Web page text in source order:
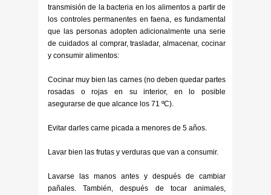
transmisión de la bacteria en los alimentos a partir de
los controles permanentes en faena, es fundamental
que las personas adopten adicionalmente una serie
de cuidados al comprar, trasladar, almacenar, cocinar
y consumir alimentos:
Cocinar muy bien las carnes (no deben quedar partes
rosadas o rojas en su interior, en lo posible
asegurarse de que alcance los 71 ºC).
Evitar darles carne picada a menores de 5 años.
Lavar bien las frutas y verduras que van a consumir.
Lavarse las manos antes y después de cambiar
pañales. También, después de tocar animales,